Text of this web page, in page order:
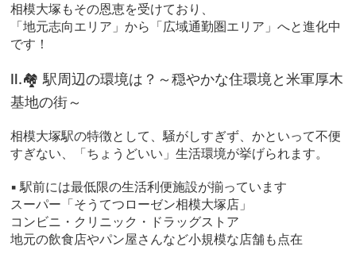
相模大塚もその恩恵を受けており、
「地元志向エリア」から「広域通勤圏エリア」へと進化中
です！
Ⅱ.🏘️ 駅周辺の環境は？～穏やかな住環境と米軍厚木
基地の街～
相模大塚駅の特徴として、騒がしすぎず、かといって不便
すぎない、「ちょうどいい」生活環境が挙げられます。
▪ 駅前には最低限の生活利便施設が揃っています
スーパー「そうてつローゼン相模大塚店」
コンビニ・クリニック・ドラッグストア
地元の飲食店やパン屋さんなど小規模な店舗も点在